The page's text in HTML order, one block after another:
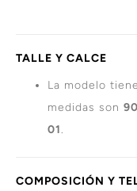
TALLE Y CALCE
La modelo
medidas son
01.
COMPOSICIÓN Y